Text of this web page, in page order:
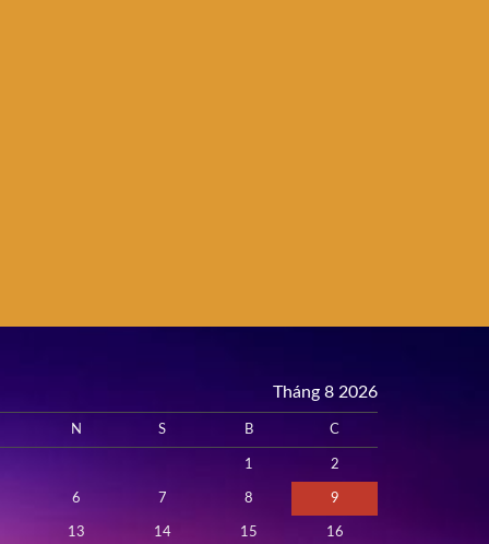
Tháng 8 2026
N S B C
1 2
6 7 8 9
13 14 15 16